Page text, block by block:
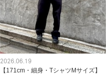
2026.06.19
【171cm・細身・TシャツMサイズ】